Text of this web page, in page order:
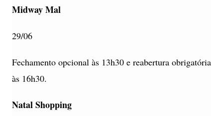
Midway Mal
29/06
Fechamento opcional às 13h30 e reabertura obrigatória
às 16h30.
Natal Shopping